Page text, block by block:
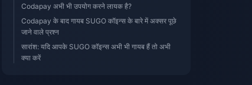
Codapay अभी भी उपयोग करने लायक है?
Codapay के बाद गायब SUGO कॉइन्स के बारे में अक्सर पूछे
जाने वाले प्रश्न
सारांश: यदि आपके SUGO कॉइन्स अभी भी गायब हैं तो अभी
क्या करें